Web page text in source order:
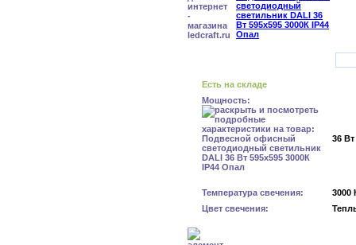
Есть на складе
Мощность:
36 Вт
Температура свечения:
3000
Цвет свечения: